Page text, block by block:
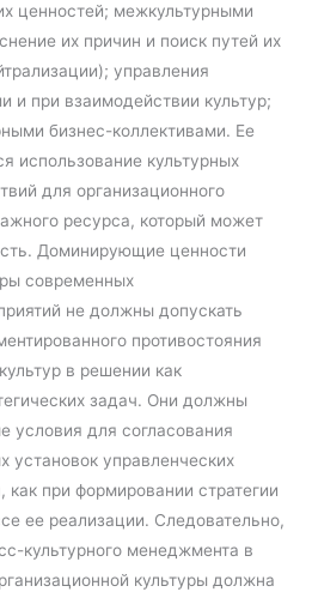
ценностей; межкультурными
их причин и поиск путей их
управления
и при взаимодействии культур;
бизнес-коллективами. Ее
использование культурных
для организационного
ресурса, который может
Доминирующие ценности
современных
не должны допускать
противостояния
в решении как
задач. Они должны
условия для согласования
установок управленческих
как при формировании стратегии
ее реализации. Следовательно,
культурного менеджмента в
культуры должна